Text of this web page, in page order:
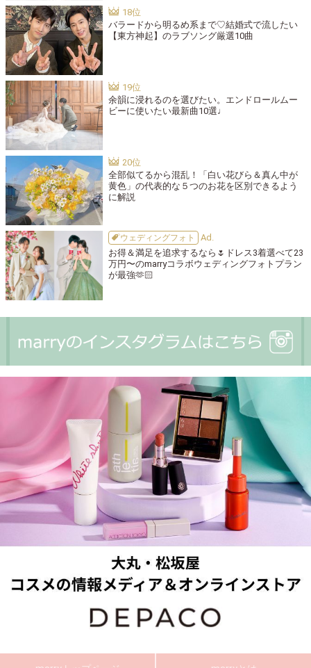
バラードから明るめ系まで♡結婚式で流したい
【東方神起】のラブソング厳選10曲
余韻に浸れるのを選びたい。エンドロールムー
ビーに使いたい最新曲10選♩
全部似てるから混乱！「白い花びら＆真ん中が
黄色」の代表的な５つのお花を区別できるよう
に解説
ウェディングフォト
お得＆満足を追求するなら🌷ドレス3着選べて23
万円〜のmarryコラボウェディングフォトプラン
が最強🫶🏻